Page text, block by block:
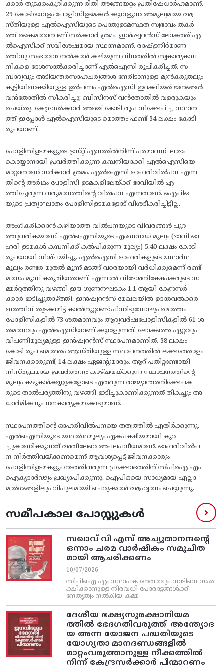
ക്കാർ തുടക്കംകുറിക്കുന്ന രീതി അങ്ങേയറ്റം പ്രതിഷേധാർഹമാണ്.
29 കോടിയോളം പോളിസിഉടമകൾ കയ്യാളുന്ന അമൂല്യമായ ആ
സ്‌തിയുള്ള എൽഐസിയുടെ പൊതുഉടമസ്ഥത സ്വഭാവം തകർ
ത്ത്‌ കൈമാറാനാണ്‌ സർക്കാർ ശ്രമം. ഇൻഷ്വറൻസ്‌ ലോകത്ത്‌ എ
ൽഐസിക്ക്‌ സവിശേഷമായ സ്ഥാനമാണ്‌. രാഷ്‌ട്രനിർമാണ
ത്തിനു സംഭാവന നൽകാൻ കഴിയുന്ന വിധത്തിൽ സ്വകാര്യകമ്പ
നികളെ ദേശസാൽക്കരിച്ചാണ്‌ എൽഐസി രൂപീകരിച്ചത്‌. സ
മ്പാദ്യവും അടിയന്തരസാഹചര്യങ്ങൾ നേരിടാനുള്ള മുൻകരുതലും
കൂട്ടിയിണക്കിയുള്ള ഉൽപന്നം എൽഐസി ഇറക്കിയത്‌ ജനങ്ങൾ
വൻതോതിൽ സ്വീകരിച്ചു; ബിസിനസ്‌ വൻതോതിൽ വളരുകയും
ചെയ്‌തു. കേന്ദ്രസർക്കാർ അഞ്ച്‌ കോടി രൂപ നിക്ഷേപിച്ച സ്ഥാന
ത്ത്‌ ഇപ്പോൾ എൽഐസിയുടെ മൊത്തം ഫണ്ട്‌ 34 ലക്ഷം കോടി
രൂപയാണ്‌.
പോളിസിഉടമകളുടെ ട്രസ്‌റ്റ്‌ എന്നതിൽനിന്ന്‌ പരമാവധി ലാഭം
കൊയ്യാനായി പ്രവർത്തിക്കുന്ന കമ്പനിയാക്കി എൽഐസിയെ
മാറ്റാനാണ്‌ സർക്കാർ ശ്രമം. എൽഐസി ഓഹരിവിൽപന എന്ന
തിന്റെ അർഥം പോളിസി ഉടമകളിലേയ്‌ക്ക്‌ ഭാവിയിൽ എ
ത്തിച്ചേരുന്ന വരുമാനത്തിന്റെ വിൽപന എന്നതാണ്‌. ഐപിഒ
യുടെ പ്രത്യാഘാതം പോളിസിഉടമകളോട്‌ വിശദീകരിച്ചിട്ടില്ല.
അംഗീകരിക്കാൻ കഴിയാത്ത വിൽപനയുടെ വിവരങ്ങൾ പുറ
ത്തുവരികയാണ്‌. എൽഐസിയുടെ എംബഡഡ്‌ മൂല്യം (ഭാവി ഓ
ഹരി ഉടമകൾ കമ്പനിക്ക്‌ കൽപിക്കുന്ന മൂല്യം) 5.40 ലക്ഷം കോടി
രൂപയായി നിശ്‌ചയിച്ചു. എൽഐസി ഓഹരികളുടെ യഥാർഥ
മൂല്യം രണ്ടര മുതൽ മൂന്ന്‌ മടങ്ങ്‌ വരെയായി വർധിക്കുമെന്ന്‌ രണ്ട്‌
മാസം മുമ്പ്‌ കരുതിയതാണ്‌. എന്നാൽ വിദേശനിക്ഷേപകരുടെ സ
മ്മർദ്ദത്തിനു വഴങ്ങി ഈ ഗുണനഘടകം 1.1 ആയി കേന്ദ്രസർ
ക്കാർ ഇടിച്ചുതാഴ്‌ത്തി. ഇൻഷ്വറൻസ്‌ മേഖലയിൽ ഉദാരവൽക്കര
ണത്തിന്‌ തുടക്കമിട്ട്‌ കാൽനൂറ്റാണ്ട്‌ പിന്നിടുമ്പോഴും മൊത്തം
പോളിസികളിൽ 73 ശതമാനവും ആദ്യവർഷപോളിസികളിൽ 61 ശ
തമാനവും എൽഐസിയാണ്‌ കയ്യാളുന്നത്‌. ലോകത്തെ ഏറ്റവും
വിപണിമൂല്യമുള്ള ഇൻഷ്വറൻസ്‌ സ്ഥാപനമാണിത്‌. 38 ലക്ഷം
കോടി രൂപ മൊത്തം ആസ്‌തിയുള്ള സ്ഥാപനത്തിൽ ലക്ഷത്തോളം
ജീവനക്കാരുണ്ട്‌, 14 ലക്ഷം ഏജന്റുമാരും. ആറ്‌ പതിറ്റാണ്ടായി
നിസ്‌തുലമായ പ്രവർത്തനം കാഴ്‌ചവയ്‌ക്കുന്ന സ്ഥാപനത്തിന്റെ
മൂല്യം കഴുകൻകണ്ണുകളോടെ എത്തുന്ന രാജ്യാന്തരനിക്ഷേപക
രുടെ താൽപര്യത്തിനു വഴങ്ങി ഇടിച്ചുകാണിക്കുന്നത്‌ തികച്ചും അ
ധാർമികവും ധനകാര്യക്രമക്കേടുമാണ്‌.
സ്ഥാപനത്തിന്റെ ഓഹരിവിൽപനയെ തത്വത്തിൽ എതിർക്കുന്നു.
എൽഐസിയുടെ യഥാർഥമൂല്യം ഏകപക്ഷീയമായി കുറ
ച്ചുകാണിക്കുന്നത്‌ അതിലേറെ അപലപനീയമാണ്‌. ഓഹരിവിൽപ
ന നിർത്തിവയ്‌ക്കണമെന്ന്‌ ആവശ്യപ്പെട്ട്‌ ജീവനക്കാരും
പോളിസിഉടമകളും നടത്തിവരുന്ന പ്രക്ഷോഭത്തിന്‌ സിപിഐ എം
ഐക്യദാർഢ്യം പ്രഖ്യാപിക്കുന്നു. ഐപിഒയെ സാധ്യമായ എല്ലാ
മാർഗങ്ങളിലും വിപുലമായി ചെറുക്കാൻ ആഹ്വാനം ചെയ്യുന്നു.
സമീപകാല പോസ്റ്റുകൾ
സഖാവ് വി എസ്‌ അച്യുതാനന്ദന്റെ
ഒന്നാം ചരമ വാര്‍ഷികം സമുചിത
മായി ആചരിക്കണം
10/07/2026
സിപിഐ എം സ്ഥാപക നേതാവും, നാടിനെ സംര
ക്ഷിക്കാനുള്ള നിരവധി പോരാട്ടങ്ങള്‍ക്ക്‌
നേതൃത്വം നല്‍കിയ കമ്മ്
ദേശീയ ഭക്ഷ്യസുരക്ഷാനിയമ
ത്തിൽ ഭേദഗതിവരുത്തി അന്ത്യോദ
യ അന്ന യോജന പദ്ധതിയുടെ
യോഗ്യതാ മാനദണ്ഡങ്ങളിൽ
മാറ്റംവരുത്താനുള്ള നീക്കത്തിൽ
നിന്ന്‌ കേന്ദ്രസർക്കാർ പിന്മാറണം